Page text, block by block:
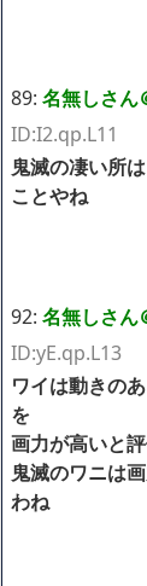
89: 名無しさん
ID:I2.qp.L11
鬼滅の凄い所
ことやね
92: 名無しさん
ID:yE.qp.L13
ワイは動きの
を
画力が高いと
鬼滅のワニは
わね